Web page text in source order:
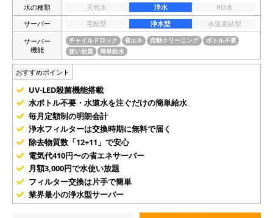
水の種類 天然水 浄水
RO水
サーバー
宅配型 浄水型
水道直結型
サーバー
機能
チャイルドロック 省エネ 自動クリーニング
ボトル不要
使い放題
簡単給水
おすすめポイント
UV-LED殺菌機能搭載
水ボトル不要・水道水を注ぐだけの簡単給水
毎月定額制の明朗会計
浄水フィルターは交換時期に無料で届く
除去物質数「12+11」で安心
電気代410円〜の省エネサーバー
月額3,000円で水使い放題
フィルター交換は片手で簡単
業界最小の浄水型サーバー